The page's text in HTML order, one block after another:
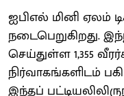
ஐபிஎல் மினி ஏலம்
நடைபெறுகிறது.
செய்துள்ள 1,355
நிர்வாகங்களிடம்
இந்தப்